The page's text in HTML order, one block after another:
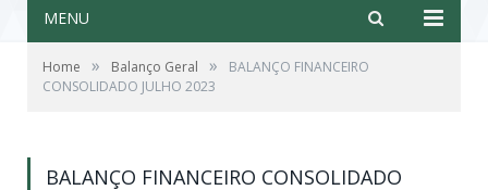
MENU
Home » Balanço Geral »
BALANÇO FINANCEIRO
CONSOLIDADO JULHO 2023
BALANÇO FINANCEIRO CONSOLIDADO